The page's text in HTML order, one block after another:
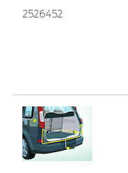
2526452